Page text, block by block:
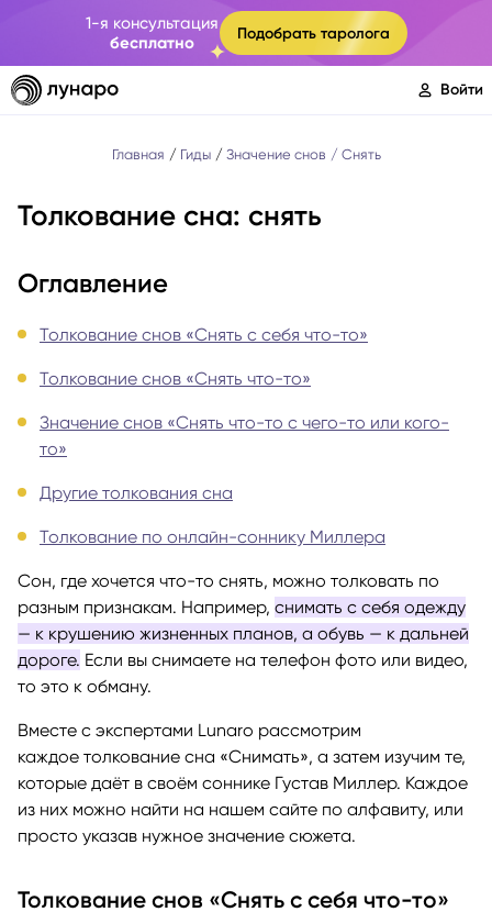
1-я консультация
бесплатно
Подобрать таролога
Войти
Главная Гиды Значение снов Снять
Толкование сна: снять
Оглавление
Толкование снов «Снять с себя что-то»
Толкование снов «Снять что-то»
Значение снов «Снять что-то с чего-то или кого-
то»
Другие толкования сна
Толкование по онлайн-соннику Миллера
Сон, где хочется что-то снять, можно толковать по
разным признакам. Например, снимать с себя одежду
— к крушению жизненных планов, а обувь — к дальней
дороге. Если вы снимаете на телефон фото или видео,
то это к обману.
Вместе с экспертами Lunaro рассмотрим
каждое толкование сна «Снимать», а затем изучим те,
которые даёт в своём соннике Густав Миллер. Каждое
из них можно найти на нашем сайте по алфавиту, или
просто указав нужное значение сюжета.
Толкование снов «Снять с себя что-то»